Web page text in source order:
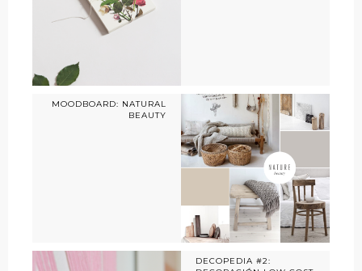
MOODBOARD: NATURAL
BEAUTY
DECOPEDIA #2: